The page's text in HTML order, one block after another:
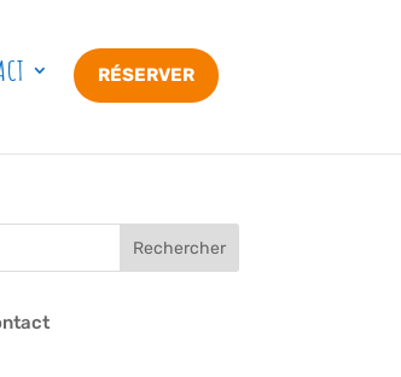
RÉSERVER